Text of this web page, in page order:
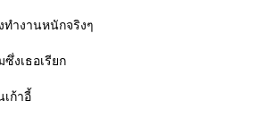
ทำงานหนักจริงๆ
งเธอเรียก
ก้าอี้